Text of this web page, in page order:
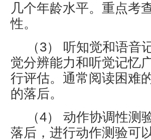
几个年龄水平。重点考
性。
（3） 听知觉和语
觉分辨能力和听觉记忆
行评估。通常阅读困难
的落后。
（4） 动作协调性
落后，进行动作测验可